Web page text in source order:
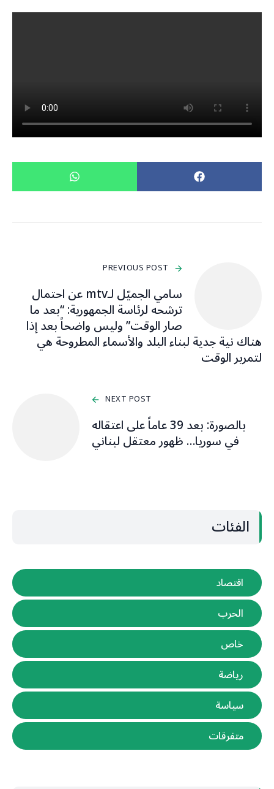
PREVIOUS POST
سامي الجميّل لـmtv عن احتمال
ترشحه لرئاسة الجمهورية: “بعد ما
صار الوقت” وليس واضحاً بعد إذا
هناك نية جدية لبناء البلد والأسماء المطروحة هي
لتمرير الوقت
NEXT POST
بالصورة: بعد 39 عاماً على اعتقاله
في سوريا… ظهور معتقل لبناني
الفئات
اقتصاد
الحرب
خاص
رياضة
سياسة
متفرقات